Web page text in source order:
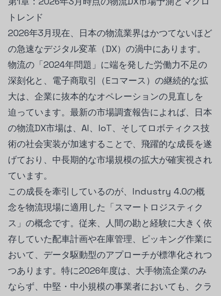
トレンド
2026年3月現在、日本の物流業界はかつてないほど
の急速なデジタル変革（DX）の渦中にあります。
物流の「2024年問題」に端を発した労働力不足の
深刻化と、電子商取引（Eコマース）の継続的な拡
大は、企業に抜本的なオペレーションの見直しを
迫っています。最新の市場調査報告によれば、日本
の物流DX市場は、AI、IoT、そしてロボティクス技
術の社会実装が加速することで、飛躍的な成長を遂
げており、中長期的な市場規模の拡大が確実視され
ています。
この成長を牽引しているのが、Industry 4.0の概
念を物流現場に適用した「スマートロジスティク
ス」の概念です。従来、人間の勘と経験に大きく依
存していた配車計画や在庫管理、ピッキング作業に
おいて、データ駆動型のアプローチが標準化されつ
つあります。特に2026年度は、大手物流企業のみ
ならず、中堅・中小規模の事業者においても、クラ